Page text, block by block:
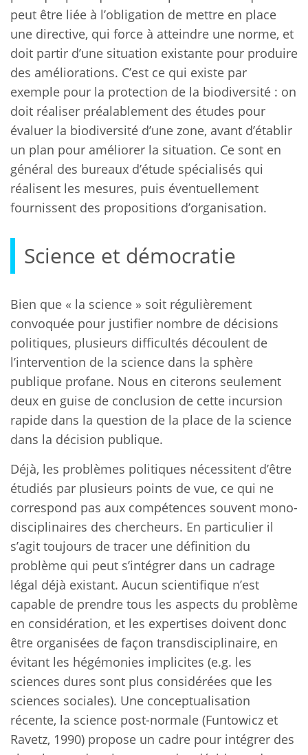
peut être liée à l’obligation de mettre en place
une directive, qui force à atteindre une norme, et
doit partir d’une situation existante pour produire
des améliorations. C’est ce qui existe par
exemple pour la protection de la biodiversité : on
doit réaliser préalablement des études pour
évaluer la biodiversité d’une zone, avant d’établir
un plan pour améliorer la situation. Ce sont en
général des bureaux d’étude spécialisés qui
réalisent les mesures, puis éventuellement
fournissent des propositions d’organisation.
Science et démocratie
Bien que « la science » soit régulièrement
convoquée pour justifier nombre de décisions
politiques, plusieurs difficultés découlent de
l’intervention de la science dans la sphère
publique profane. Nous en citerons seulement
deux en guise de conclusion de cette incursion
rapide dans la question de la place de la science
dans la décision publique.
Déjà, les problèmes politiques nécessitent d’être
étudiés par plusieurs points de vue, ce qui ne
correspond pas aux compétences souvent mono-
disciplinaires des chercheurs. En particulier il
s’agit toujours de tracer une définition du
problème qui peut s’intégrer dans un cadrage
légal déjà existant. Aucun scientifique n’est
capable de prendre tous les aspects du problème
en considération, et les expertises doivent donc
être organisées de façon transdisciplinaire, en
évitant les hégémonies implicites (e.g. les
sciences dures sont plus considérées que les
sciences sociales). Une conceptualisation
récente, la science post-normale (Funtowicz et
Ravetz, 1990) propose un cadre pour intégrer des